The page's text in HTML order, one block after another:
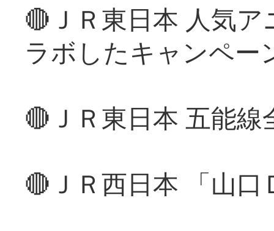
🔴ＪＲ東日本 人気
ラボしたキャンペー
🔴ＪＲ東日本 五能
🔴ＪＲ西日本 「山